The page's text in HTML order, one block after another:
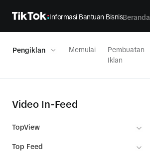
Informasi Bantuan BisnisBeranda
Pengiklan Memulai
Pembuatan
Iklan
Video In-Feed
TopView
Top Feed